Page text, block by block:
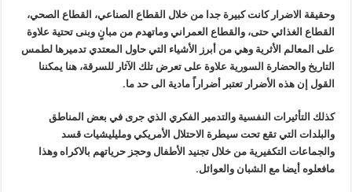
وحقيقة الاضرار كانت كبيرة جدا من خلال القطاع الصناعي، القطاع الصحي،
القطاع الغذائي حتى، والقطاع العمراني وماتهدم من مبانٍ وبنى تحتية علاوة
على المعالم الأثرية وهي من أبرز الأشياء التي حاول المعتدي تدميرها لطمس
التاريخ والحضارة السورية علاوة على تعرض تلك الآثار للسرقة، هنا يمكننا
القول إن هذه الأضرار تعتبر أضراراً مادية الى حد ما.
كذلك التأثيرات النفسية والتدمير الفكري الذي جرى في بعض المناطق
والبلدات التي تقع تحت سيطرة الاحتلال الأمريكي ومليليشيات قسد
والجماعات التكفيرية من خلال تجنيد الأطفال وحجز حرياتهم بالاكراه وهذا
مافعلوه أيضا مع الشبان والعوائل.